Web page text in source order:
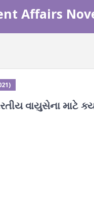
Affairs
વાયુસેના માટે